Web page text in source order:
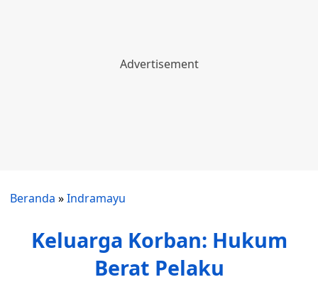
Beranda »Indramayu
Keluarga Korban: Hukum
Berat Pelaku